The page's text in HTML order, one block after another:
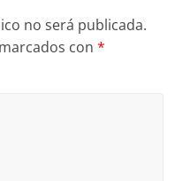
no será publicada.
con*